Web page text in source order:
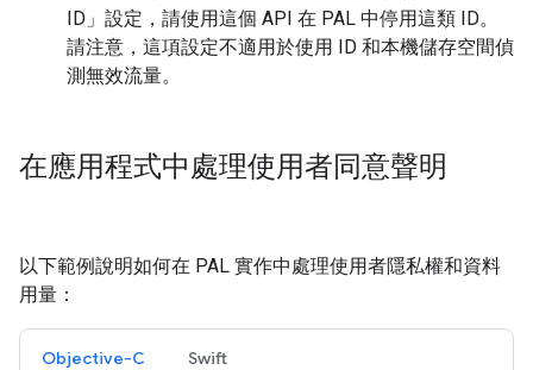
ID」 設定，請使用這個 API 在 PAL 中停用這類 ID。
請注意，這項設定不適用於使用 ID 和本機儲存空間偵
測無效流量。
在應用程式中處理使用者同意聲明
以下範例說明如何在 PAL 實作中處理使用者隱私權和資料
用量：
Objective-C Swift